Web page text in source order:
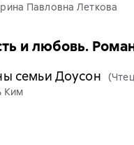
Павловна Леткова
и любовь.
семьи Доусон
Ким